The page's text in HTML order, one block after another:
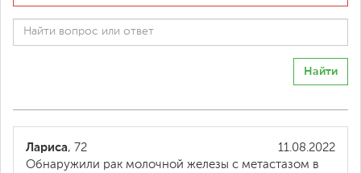
Найти
11.08.2022
Лариса, 72
Обнаружили рак молочной железы с метастазом в